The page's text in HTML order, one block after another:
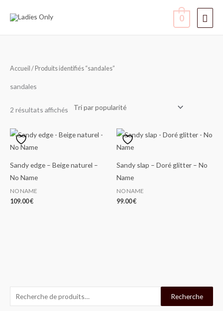
0
e
Recherche
P
r
r
Accueil / Produits identifiés “sandales”
sandales
2 résultats affichés
Trié
par
Sandy edge – Beige naturel –
No Name
NO NAME
109.00€
Sandy slap – Doré glitter – No
Name
NO NAME
99.00€